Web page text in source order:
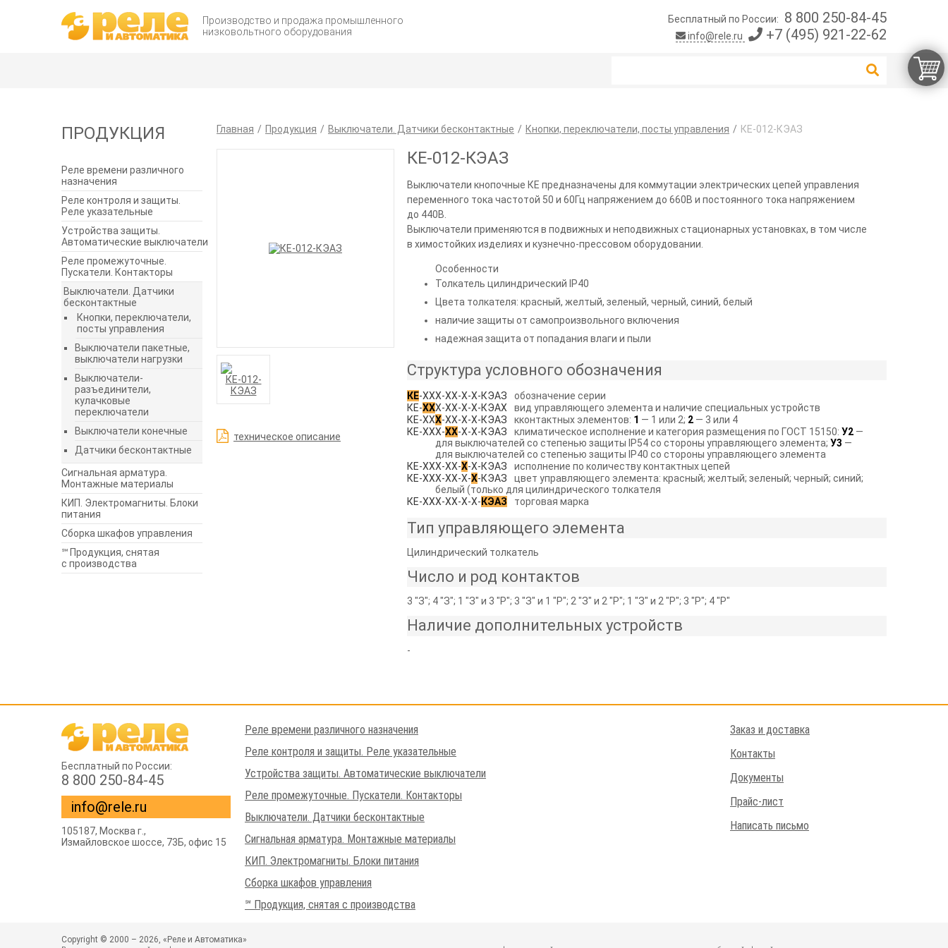
Производство и продажа промышленного
низковольтного оборудования
Бесплатный по России: 8 800 250-84-45
info@rele.ru +7 (495) 921-22-62
ПРОДУКЦИЯ
Реле времени различного
назначения
Реле контроля и защиты.
Реле указательные
Устройства защиты.
Автоматические выключатели
Реле промежуточные.
Пускатели. Контакторы
Выключатели. Датчики
бесконтактные
Кнопки, переключатели,
посты управления
Выключатели пакетные,
выключатели нагрузки
Выключатели-
разъединители,
кулачковые
переключатели
Выключатели конечные
Датчики бесконтактные
Сигнальная арматура.
Монтажные материалы
КИП. Электромагниты. Блоки
питания
Сборка шкафов управления
℠ Продукция, снятая
с производства
Главная Продукция Выключатели. Датчики бесконтактные Кнопки, переключатели, посты управления КЕ-012-КЭАЗ
техническое описание
КЕ-012-КЭАЗ
Выключатели кнопочные КЕ предназначены для коммутации электрических цепей управления
переменного тока частотой 50 и 60Гц напряжением до 660В и постоянного тока напряжением
до 440В.
Выключатели применяются в подвижных и неподвижных стационарных установках, в том числе
в химостойких изделиях и кузнечно-прессовом оборудовании.
Особенности
Толкатель цилиндрический IP40
Цвета толкателя: красный, желтый, зеленый, черный, синий, белый
наличие защиты от самопроизвольного включения
надежная защита от попадания влаги и пыли
Структура условного обозначения
КЕ-ХХХ-ХХ-Х-Х-КЭАЗ
обозначение серии
КЕ-ХХХ-ХХ-Х-Х-КЭАХ
вид управляющего элемента и наличие специальных устройств
КЕ-ХХХ-ХХ-Х-Х-КЭАЗ кконтактных элементов: 1 — 1 или 2; 2— 3 или 4
КЕ-ХХХ-ХХ-Х-Х-КЭАЗ климатическое исполнение и категория размещения по ГОСТ 15150: У2—
для выключателей со степенью защиты IP54 со стороны управляющего элемента; У3 —
для выключателей со степенью защиты IP40 со стороны управляющего элемента
КЕ-ХХХ-ХХ-Х-Х-КЭАЗ
исполнение по количеству контактных цепей
КЕ-ХХХ-ХХ-Х-Х-КЭАЗ
цвет управляющего элемента: красный; желтый; зеленый; черный; синий;
белый (только для цилиндрического толкателя
КЕ-ХХХ-ХХ-Х-Х- КЭАЗ торговая марка
Тип управляющего элемента
Цилиндрический толкатель
Число и род контактов
3 "З"; 4 "З"; 1 "З" и 3 "Р"; 3 "З" и 1 "Р"; 2 "З" и 2 "Р"; 1 "З" и 2 "Р"; 3 "Р"; 4 "Р"
Наличие дополнительных устройств
-
Бесплатный по России:
8 800 250-84-45
info@rele.ru
105187, Москва г.,
Измайловское шоссе, 73Б, офис 15
Реле времени различного назначения
Реле контроля и защиты. Реле указательные
Устройства защиты. Автоматические выключатели
Реле промежуточные. Пускатели. Контакторы
Выключатели. Датчики бесконтактные
Сигнальная арматура. Монтажные материалы
КИП. Электромагниты. Блоки питания
Сборка шкафов управления
℠ Продукция, снятая с производства
Заказ и доставка
Контакты
Документы
Прайс-лист
Написать письмо
Copyright © 2000 – 2026, «Реле и Автоматика»